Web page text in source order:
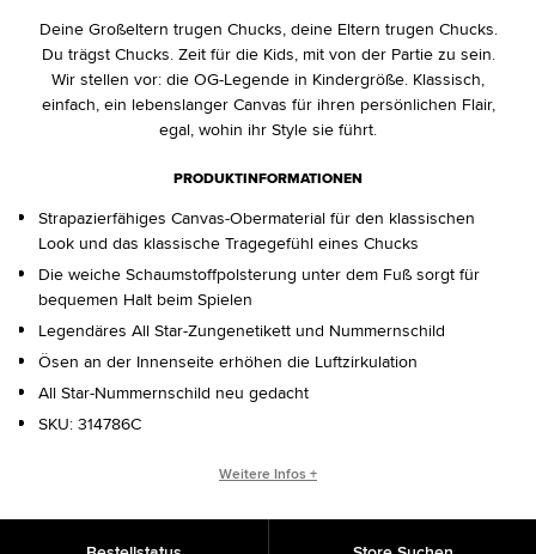
Deine Großeltern trugen Chucks, deine Eltern trugen Chucks.
Du trägst Chucks. Zeit für die Kids, mit von der Partie zu sein.
Wir stellen vor: die OG-Legende in Kindergröße. Klassisch,
einfach, ein lebenslanger Canvas für ihren persönlichen Flair,
egal, wohin ihr Style sie führt.
PRODUKTINFORMATIONEN
Strapazierfähiges Canvas-Obermaterial für den klassischen
Look und das klassische Tragegefühl eines Chucks
Die weiche Schaumstoffpolsterung unter dem Fuß sorgt für
bequemen Halt beim Spielen
Legendäres All Star-Zungenetikett und Nummernschild
Ösen an der Innenseite erhöhen die Luftzirkulation
All Star-Nummernschild neu gedacht
SKU: 314786C
CHUCK TAYLOR ALL STAR ORIGINS
Weitere Infos +